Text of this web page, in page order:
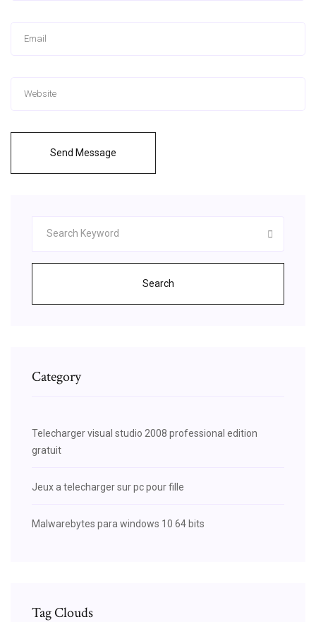
Send Message
Search
Category
Telecharger visual studio 2008 professional edition
gratuit
Jeux a telecharger sur pc pour fille
Malwarebytes para windows 10 64 bits
Tag Clouds